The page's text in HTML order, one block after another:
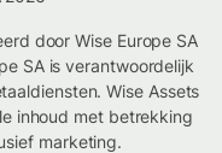
door Wise Europe SA
SA is verantwoordelijk
Wise Assets
inhoud met betrekking
marketing.